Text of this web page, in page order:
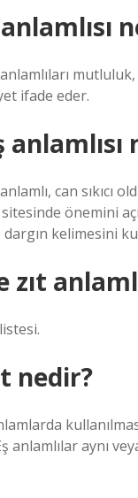
anlamlıları
ifade eder.
can
önemini
kelimesini
zıt
nedir?
anlamlılar aynı